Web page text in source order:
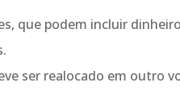
que podem incluir
ser realocado em outro